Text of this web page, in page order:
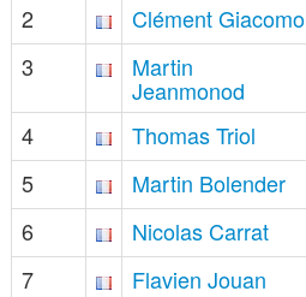
2
Clément Giacomo
3
Martin
Jeanmonod
4 Thomas Triol
5
Martin Bolender
6
Nicolas Carrat
7
Flavien Jouan